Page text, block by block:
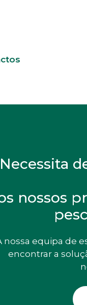
Necessita
nossos
nossa equipa de
encontrar a